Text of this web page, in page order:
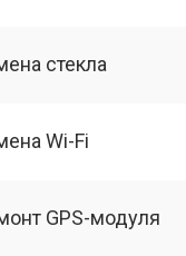
стекла
Wi-Fi
GPS-модуля